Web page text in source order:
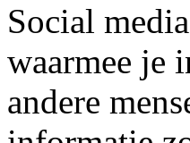
Social
waarmee je
andere